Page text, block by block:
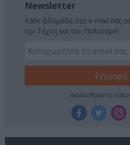
Newsletter
Κάθε βδομάδα στο e-mail σας τα
την Τέχνη και τον Πολιτισμό!
Ακολουθήστε το